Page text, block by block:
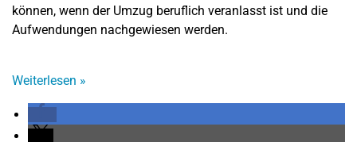
können, wenn der Umzug beruflich veranlasst ist und die
Aufwendungen nachgewiesen werden.
Weiterlesen »